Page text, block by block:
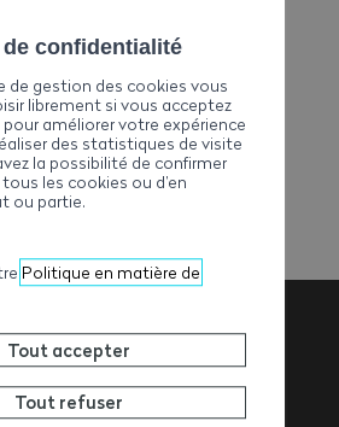
de confidentialité
de gestion des cookies vous
librement si vous acceptez
améliorer votre expérience
des statistiques de visite
la possibilité de confirmer
les cookies ou d’en
ou partie.
Politique en matière de
Tout accepter
Tout refuser